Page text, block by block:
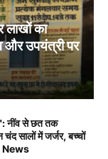
लाखों का
और उपयंत्री पर
नींव से छत तक
सालों में जर्जर, बच्चों
News